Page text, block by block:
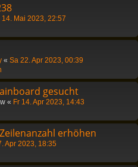
14. Mai 2023, 22:57
« Sa 22. Apr 2023, 00:39
gesucht
« Fr 14. Apr 2023, 14:43
erhöhen
Apr 2023, 18:35